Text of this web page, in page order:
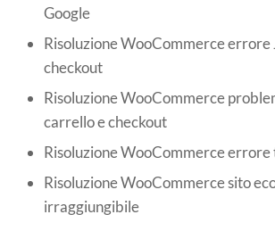
Google
Risoluzione WooCommerce errore
checkout
Risoluzione WooCommerce
carrello e checkout
Risoluzione WooCommerce errore
Risoluzione WooCommerce sito
irraggiungibile